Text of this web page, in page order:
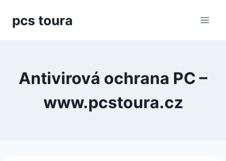
pcs toura
Antivirová ochrana PC –
www.pcstoura.cz